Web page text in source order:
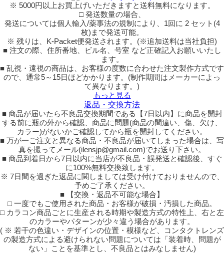
※ 5000円以上お買上げいただきますと送料無料になります。
□ 発送数量の場合、
発送については個人輸入/薬事法の規制により、1回に 2 セット(4
枚)まで発送可能。
※ 残りは、K-Packet便発送されます。(※追加送料は当社負担)
■ 注文の際、住所番地、ビル名、号室 など正確記入お願いいたし
ます。
■ 乱視・遠視の商品は、お客様の度数に合わせた注文製作方式です
ので、通常5～15日ほどかかります。(制作期間はメーカーによっ
て異なります。)
もっと見る
返品・交換方法
■ 商品が届いたら不良品交換期間である【7日以内】に商品を開封
する前に瓶の外から確認、商品に問題(商品の間違い、傷、欠け、
カラー)がないかご確認してから瓶を開封してください。
■ 万が一ご注文と異なる商品・不良品が届いてしまった場合は、写
真を撮ってメール(ilensjp@gmail.com)でお送り下さい。
■ 商品到着日から7日以内に当店が不良品・誤発送と確認後、すぐ
に100%無料交換致します。
※ 7日間を過ぎた返品に関しましては受け付けておりませんので、
予めご了承ください。
■ 【交換・返品不可能な場合】
□ 一度でもご使用された商品・お客様が破損・汚損した商品。
□ カラコン商品ごとに生産される時期や製造方式の特性上、右と左
のカラーやパターンが少々違う場合があります。
( ※ 若干の色違い・デザインの位置・模様など、コンタクトレンズ
の製造方式による避けられない問題については「装着時、問題が
ない」ことを基準とし、不良品とはみなしません)